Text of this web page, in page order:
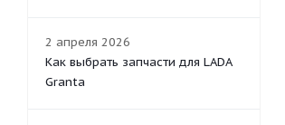
2 апреля 2026
Как выбрать запчасти для LADA
Granta